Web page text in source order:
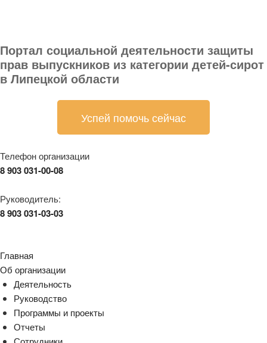
Портал социальной деятельности защиты
прав выпускников из категории детей-сирот
в Липецкой области
Успей помочь сейчас
Телефон организации
8 903 031-00-08
Руководитель:
8 903 031-03-03
Главная
Об организации
Деятельность
Руководство
Программы и проекты
Отчеты